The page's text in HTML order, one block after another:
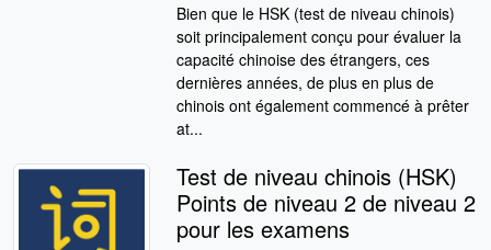
Bien que le HSK (test de niveau chinois)
soit principalement conçu pour évaluer la
capacité chinoise des étrangers, ces
dernières années, de plus en plus de
chinois ont également commencé à prêter
at...
Test de niveau chinois (HSK)
Points de niveau 2 de niveau 2
pour les examens